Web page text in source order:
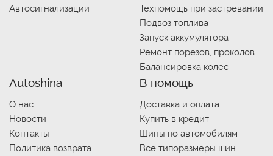
Автосигнализации
Техпомощь при застревании
Подвоз топлива
Запуск аккумулятора
Ремонт порезов, проколов
Балансировка колес
Autoshina
О нас
Новости
Контакты
Политика возврата
В помощь
Доставка и оплата
Купить в кредит
Шины по автомобилям
Все типоразмеры шин